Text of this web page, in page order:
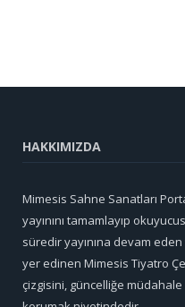
HAKKIMIZDA
Mimesis Sahne Sanatları
yayınını tamamlayıp
süredir yayınına devam
yer edinen Mimesis Tiyatro
çizgisini, güncelliğe müdahale